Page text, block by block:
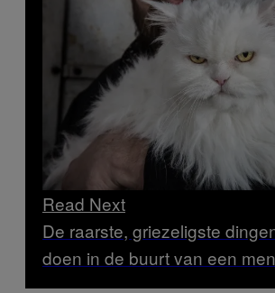
Read Next
​​De raarste, griezeligste
doen in de buurt van een